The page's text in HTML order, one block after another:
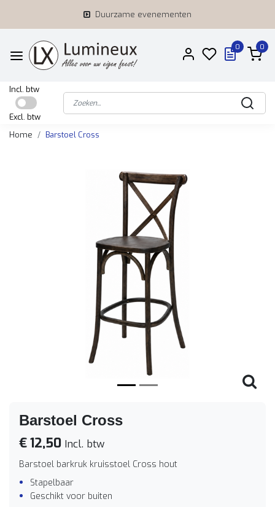
Duurzame evenementen
0 0
Incl. btw
Excl. btw
Home
Barstoel Cross
Barstoel Cross
€ 12,50 Incl. btw
Barstoel barkruk kruisstoel Cross hout
Stapelbaar
Geschikt voor buiten